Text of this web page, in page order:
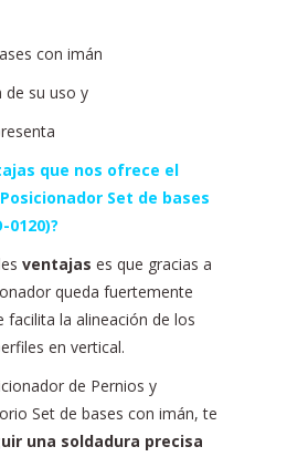
con imán
de su uso y
que nos ofrece el
Set de bases
0120)?
ventajas es que gracias a
queda fuertemente
la alineación de los
en vertical.
de Pernios y
Set de bases con imán, te
una soldadura precisa